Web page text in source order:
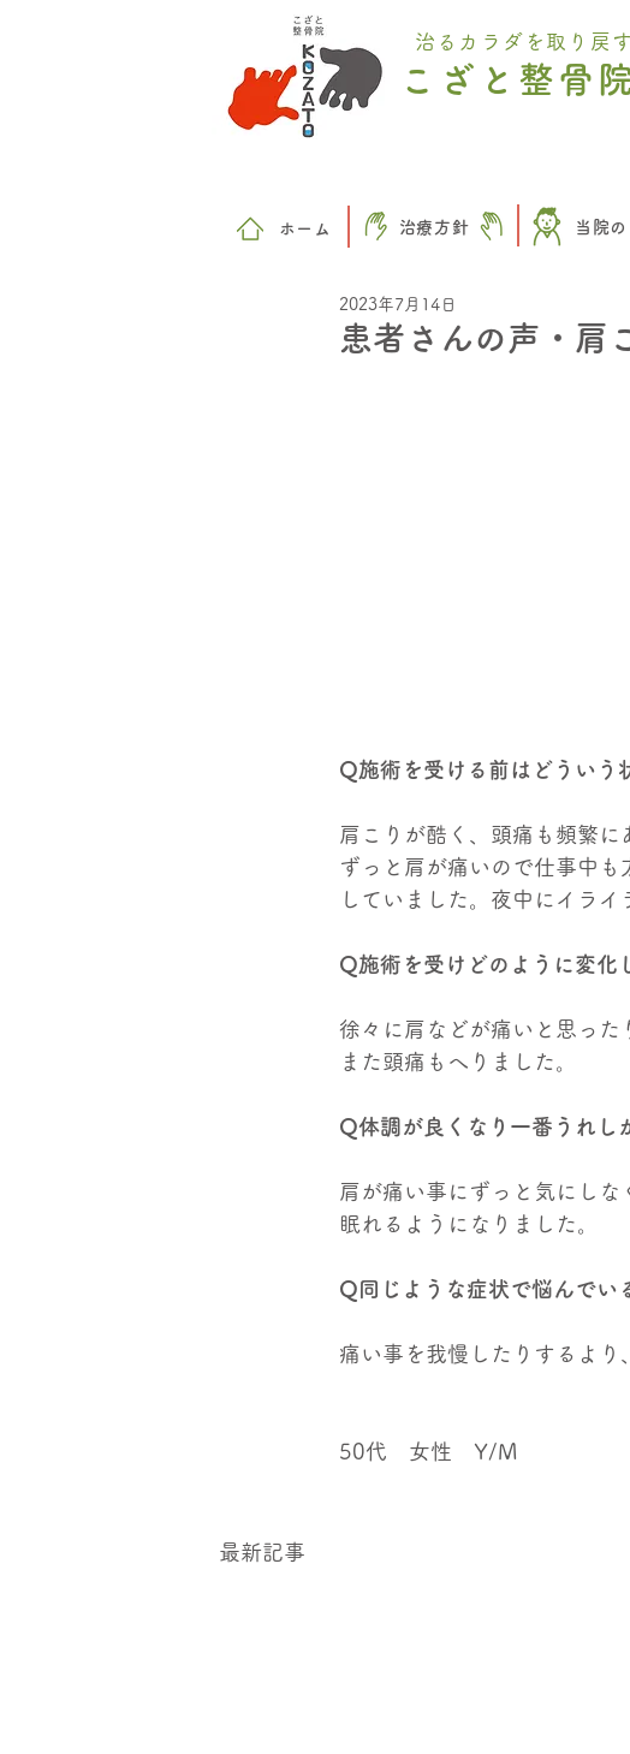
治るカラダを取り戻す
こざと整骨
​ホーム 治療方針 当院
患者さんの声・肩
2023年7月14日
Q施術を受ける前はどういう
肩こりが酷く、頭痛も頻繁に
ずっと肩が痛いので仕事中
していました。夜中にイライ
Q施術を受けどのように変化
徐々に肩などが痛いと思っ
また頭痛もへりました。
Q体調が良くなり一番うれし
肩が痛い事にずっと気にしな
眠れるようになりました。
Q同じような症状で悩んでい
痛い事を我慢したりするより
50代　女性　Y/M
最新記事